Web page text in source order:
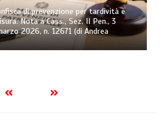
di prevenzione per tardività e
Nota a Cass., Sez. II Pen., 3
2026, n. 12671 (di Andrea